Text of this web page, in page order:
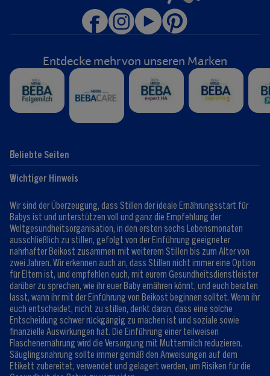
Entdecke mehr von unseren Marken
Beliebte Seiten
Hilfe
Expert:innen
Kontaktformular
Club-Info
Registrieren/Anmelden
Wichtiger Hinweis
Wir sind der Überzeugung, dass Stillen der ideale Ernährungsstart für
Babys ist und unterstützen voll und ganz die Empfehlung der
Weltgesundheitsorganisation, in den ersten sechs Lebensmonaten
ausschließlich zu stillen, gefolgt von der Einführung geeigneter
nahrhafter Beikost zusammen mit weiterem Stillen bis zum Alter von
zwei Jahren. Wir erkennen auch an, dass Stillen nicht immer eine Option
für Eltern ist, und empfehlen euch, mit eurem Gesundheitsdienstleister
darüber zu sprechen, wie ihr euer Baby ernähren könnt, und euch beraten
lasst, wann ihr mit der Einführung von Beikost beginnen solltet. Wenn ihr
euch entscheidet, nicht zu stillen, denkt daran, dass eine solche
Entscheidung schwer rückgängig zu machen ist und soziale sowie
finanzielle Auswirkungen hat. Die Einführung einer teilweisen
Flaschenernährung wird die Versorgung mit Muttermilch reduzieren.
Säuglingsnahrung sollte immer gemäß den Anweisungen auf dem
Etikett zubereitet, verwendet und gelagert werden, um Risiken für die